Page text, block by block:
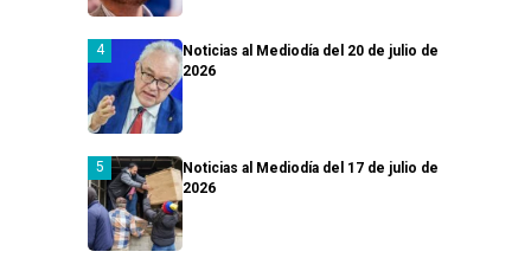
Noticias al Mediodía del 20 de julio de
2026
Noticias al Mediodía del 17 de julio de
2026